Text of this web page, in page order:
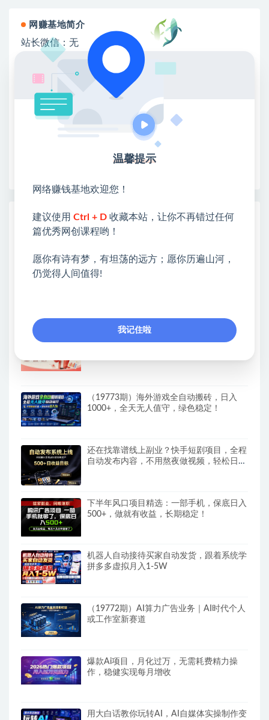
网赚基地简介
站长微信：无
❤本站：本站整合多方资源站，主要面向互联网创业
类&副业类，资源丰富 物超所值。
❤能助您：找项目 + 低成本创业 + 减少信息差 + 见识
各种项目 + 提升网创认知。
❤本站为众多团队提供了重要价值，也为众多创业者
开启网络之门，广受好评！
❤如果您也依存于互联网，欢迎加入本站会员，将尽
早为您提供丰盛价值。祝您前程似锦！
热门课程展示
落地
全自动番茄挂G玩法，日入300+，全程无需
（19773期）海外游戏全自动搬砖，日入
1000+，全天无人值守，绿色稳定！
还在找靠谱线上副业？快手短剧项目，全程
自动发布内容，不用熬夜做视频，轻松日入
下半年风口项目精选：一部手机，保底日入
500+，做就有收益，长期稳定！
机器人自动接待买家自动发货，跟着系统学
拼多多虚拟月入1-5W
（19772期）AI算力广告业务｜AI时代个人
或工作室新赛道
爆款Ai项目，月化过万，无需耗费精力操
作，稳健实现每月增收
用大白话教你玩转AI，AI自媒体实操制作变
温馨提示
网络赚钱基地欢迎您！
建议使用 Ctrl + D 收藏本站，让你不再错过任何
篇优秀网创课程哟！
愿你有诗有梦，有坦荡的远方；愿你历遍山河，
仍觉得人间值得!
我记住啦